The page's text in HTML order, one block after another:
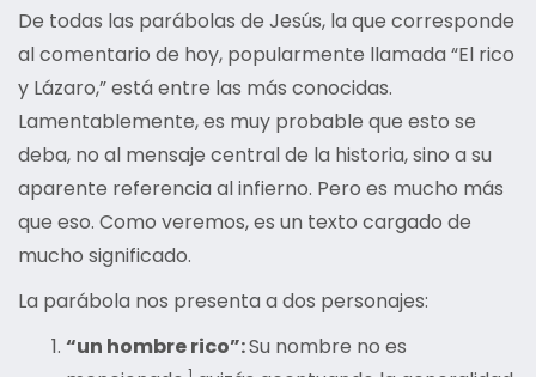
De todas las parábolas de Jesús, la que corresponde
al comentario de hoy, popularmente llamada “El rico
y Lázaro,” está entre las más conocidas.
Lamentablemente, es muy probable que esto se
deba, no al mensaje central de la historia, sino a su
aparente referencia al infierno. Pero es mucho más
que eso. Como veremos, es un texto cargado de
mucho significado.
La parábola nos presenta a dos personajes:
“un hombre rico”:Su nombre no es